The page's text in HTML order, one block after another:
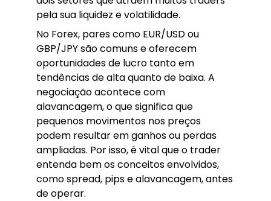
pela sua liquidez e volatilidade.
No Forex, pares como EUR/USD ou
GBP/JPY são comuns e oferecem
oportunidades de lucro tanto em
tendências de alta quanto de baixa. A
negociação acontece com
alavancagem, o que significa que
pequenos movimentos nos preços
podem resultar em ganhos ou perdas
ampliadas. Por isso, é vital que o trader
entenda bem os conceitos envolvidos,
como spread, pips e alavancagem, antes
de operar.